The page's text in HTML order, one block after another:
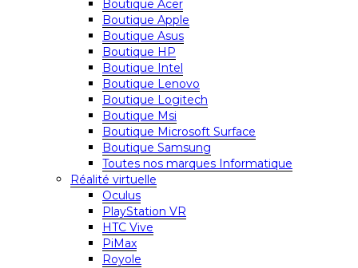
Boutique Acer
Boutique Apple
Boutique Asus
Boutique HP
Boutique Intel
Boutique Lenovo
Boutique Logitech
Boutique Msi
Boutique Microsoft Surface
Boutique Samsung
Toutes nos marques Informatique
Réalité virtuelle
Oculus
PlayStation VR
HTC Vive
PiMax
Royole